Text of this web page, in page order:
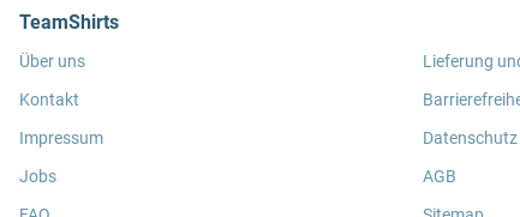
TeamShirts
Über uns
Kontakt
Impressum
Jobs
Lieferung
Datenschutz
AGB